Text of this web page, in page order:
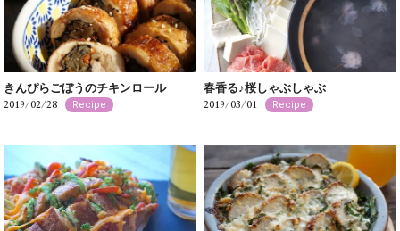
きんぴらごぼうのチキンロール
2019/02/28 Recipe
春香る♪桜しゃぶしゃぶ
2019/03/01 Recipe